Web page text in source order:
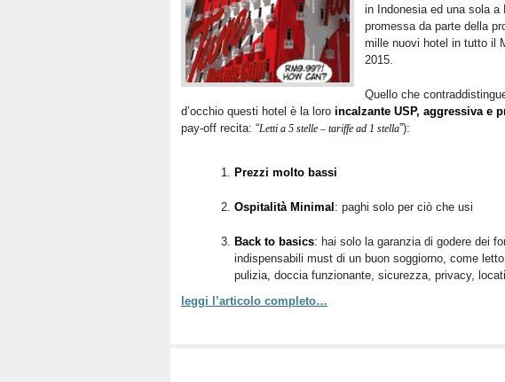
in Indonesia ed una sola a
promessa da parte della
mille nuovi hotel in tutto il
2015.
Quello che
d’occhio questi hotel è la loro incalzante USP, aggressiva e
pay-off recita: “Letti a 5 stelle – tariffe ad 1 stella”):
Prezzi molto bassi
Ospitalità Minimal : paghi solo per ciò che usi
Back to basics: hai solo la garanzia di godere dei
indispensabili must di un buon soggiorno, come
pulizia, doccia funzionante, sicurezza, privacy,
leggi l’articolo completo…